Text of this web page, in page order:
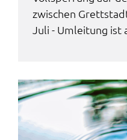
zwischen
Juli - Umlei­tung ist